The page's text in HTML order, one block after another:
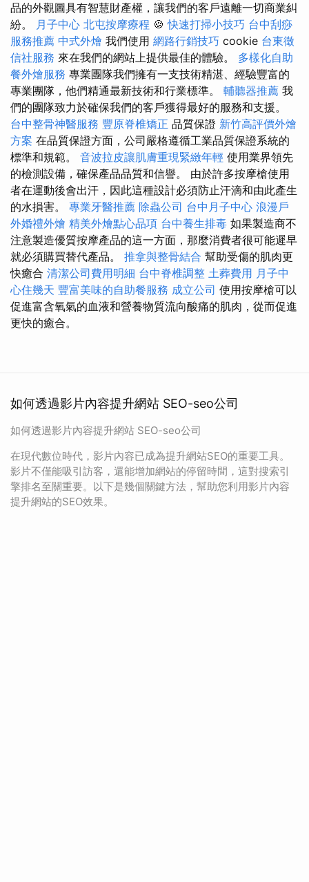
品的外觀圖具有智慧財產權，讓我們的客戶遠離一切商業糾
紛。 月子中心 北屯按摩療程 🍪快速打掃小技巧 台中刮痧
服務推薦 中式外燴 我們使用 網路行銷技巧 cookie 台東徵
信社服務 來在我們的網站上提供最佳的體驗。 多樣化自助
餐外燴服務 專業團隊我們擁有一支技術精湛、經驗豐富的
專業團隊，他們精通最新技術和行業標準。 輔聽器推薦 我
們的團隊致力於確保我們的客戶獲得最好的服務和支援。
台中整骨神醫服務 豐原脊椎矯正 品質保證 新竹高評價外燴
方案 在品質保證方面，公司嚴格遵循工業品質保證系統的
標準和規範。 音波拉皮讓肌膚重現緊緻年輕 使用業界領先
的檢測設備，確保產品品質和信譽。 由於許多按摩槍使用
者在運動後會出汗，因此這種設計必須防止汗滴和由此產生
的水損害。 專業牙醫推薦 除蟲公司 台中月子中心 浪漫戶
外婚禮外燴 精美外燴點心品項 台中養生排毒 如果製造商不
注意製造優質按摩產品的這一方面，那麼消費者很可能遲早
就必須購買替代產品。 推拿與整骨結合 幫助受傷的肌肉更
快癒合 清潔公司費用明細 台中脊椎調整 土葬費用 月子中
心住幾天 豐富美味的自助餐服務 成立公司 使用按摩槍可以
促進富含氧氣的血液和營養物質流向酸痛的肌肉，從而促進
更快的癒合。
如何透過影片內容提升網站 SEO-seo公司
如何透過影片內容提升網站 SEO-seo公司
在現代數位時代，影片內容已成為提升網站SEO的重要工具。
影片不僅能吸引訪客，還能增加網站的停留時間，這對搜索引
擎排名至關重要。以下是幾個關鍵方法，幫助您利用影片內容
提升網站的SEO效果。